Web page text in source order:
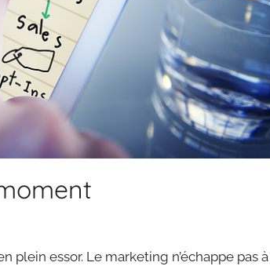
essor. Le marketing n’échappe pas à